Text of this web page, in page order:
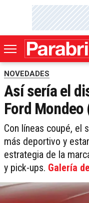
NOVEDADES
Así sería el
Ford
Con líneas coupé, el
más deportivo y
estrategia de la
y pick-ups. Galería